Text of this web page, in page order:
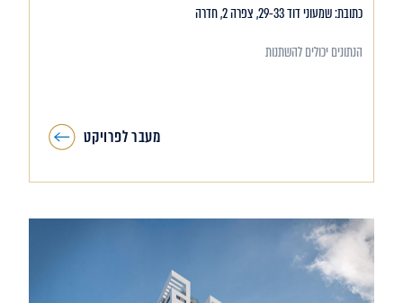
כתובת: שמעוני דוד 29-33, צפרה 2, חדרה
הנתונים יכולים להשתנות
מעבר לפרויקט